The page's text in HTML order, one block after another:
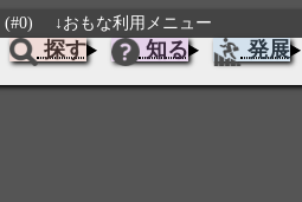
(#0) ↓おもな利用メニュー
探す 知る 発展